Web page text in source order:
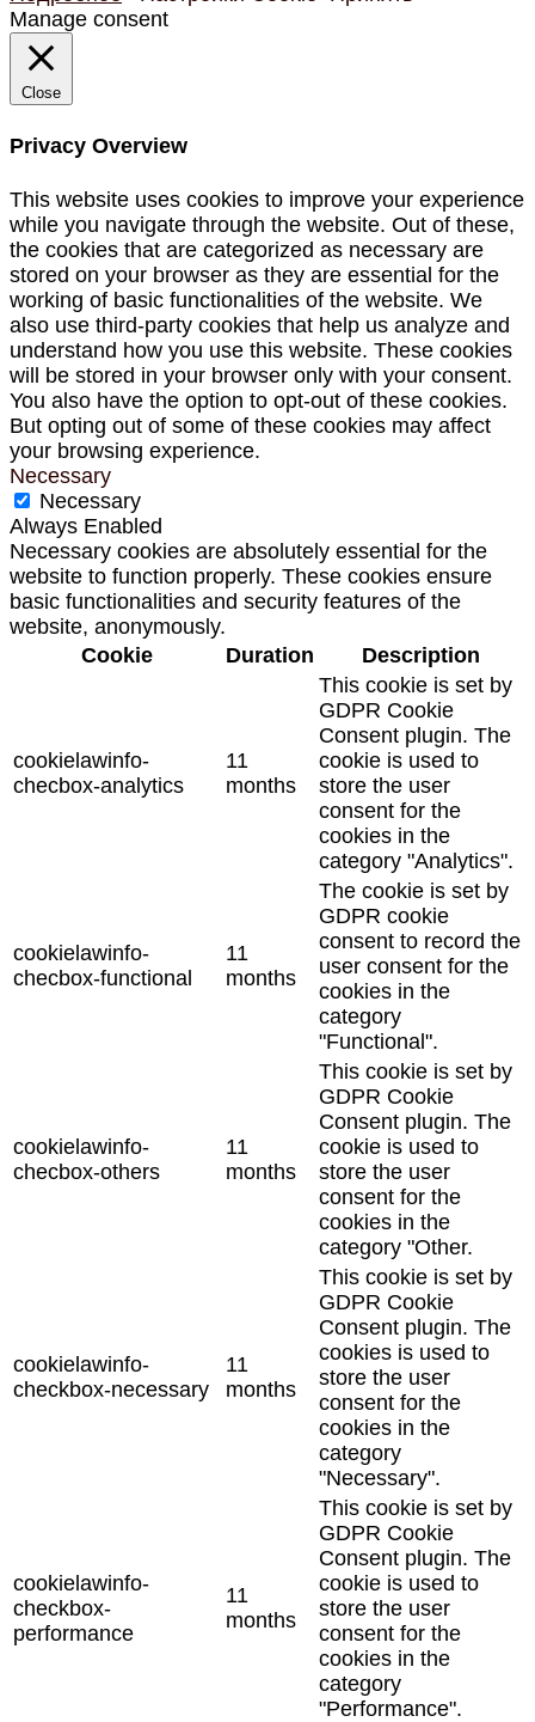
Manage consent
Close
Privacy Overview
This website uses cookies to improve your experience
while you navigate through the website. Out of these,
the cookies that are categorized as necessary are
stored on your browser as they are essential for the
working of basic functionalities of the website. We
also use third-party cookies that help us analyze and
understand how you use this website. These cookies
will be stored in your browser only with your consent.
You also have the option to opt-out of these cookies.
But opting out of some of these cookies may affect
your browsing experience.
Necessary
Necessary
Always Enabled
Necessary cookies are absolutely essential for the
website to function properly. These cookies ensure
basic functionalities and security features of the
website, anonymously.
Cookie
Duration Description
cookielawinfo-
checbox-analytics
11
months
This cookie is set by
GDPR Cookie
Consent plugin. The
cookie is used to
store the user
consent for the
cookies in the
category "Analytics".
cookielawinfo-
checbox-functional
11
months
The cookie is set by
GDPR cookie
consent to record the
user consent for the
cookies in the
category
"Functional".
cookielawinfo-
checbox-others
11
months
This cookie is set by
GDPR Cookie
Consent plugin. The
cookie is used to
store the user
consent for the
cookies in the
category "Other.
cookielawinfo-
checkbox-necessary
11
months
This cookie is set by
GDPR Cookie
Consent plugin. The
cookies is used to
store the user
consent for the
cookies in the
category
"Necessary".
cookielawinfo-
checkbox-
performance
11
months
This cookie is set by
GDPR Cookie
Consent plugin. The
cookie is used to
store the user
consent for the
cookies in the
category
"Performance".